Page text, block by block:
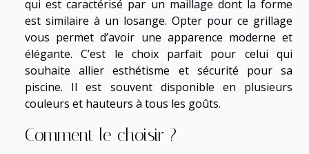
qui est caractérisé par un maillage dont la forme
est similaire à un losange. Opter pour ce grillage
vous permet d’avoir une apparence moderne et
élégante. C’est le choix parfait pour celui qui
souhaite allier esthétisme et sécurité pour sa
piscine. Il est souvent disponible en plusieurs
couleurs et hauteurs à tous les goûts.
Comment le choisir ?